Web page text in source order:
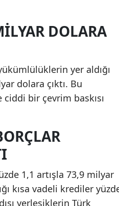
DOLARA
yer aldığı
dolara çıktı. Bu
bir çevrim baskısı
1,1 artışla 73,9 milyar
kısa vadeli krediler
yerleşiklerin Türk